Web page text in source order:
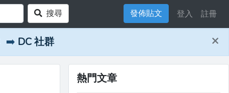
搜尋 發佈貼文 登入 註冊
➡️ DC 社群 ×
熱門文章